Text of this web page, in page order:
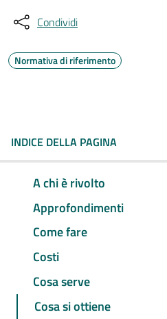
Condividi
Normativa di riferimento
INDICE DELLA PAGINA
A chi è rivolto
Approfondimenti
Come fare
Costi
Cosa serve
Cosa si ottiene